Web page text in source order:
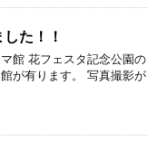
た！！
館 花フェスタ記念公園の
が有ります。 写真撮影が